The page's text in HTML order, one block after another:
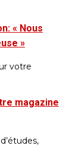
« Nous
»
magazine